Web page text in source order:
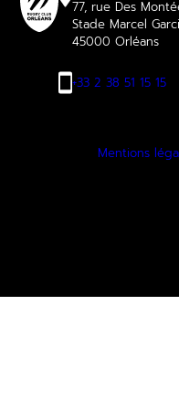
77, rue Des
Stade Marcel
45000 Orléans
+33 2 38 51 15 15
Mentions